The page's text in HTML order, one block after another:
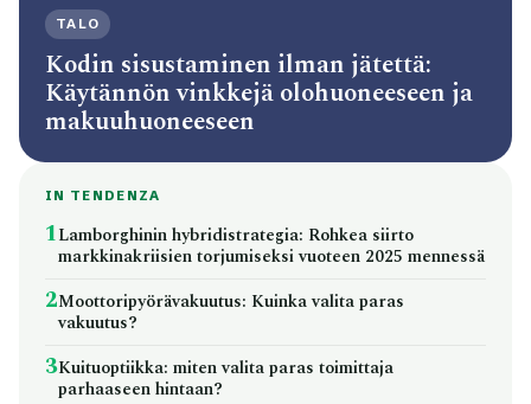
TALO
Kodin sisustaminen ilman jätettä:
Käytännön vinkkejä olohuoneeseen ja
makuuhuoneeseen
IN TENDENZA
1Lamborghinin hybridistrategia: Rohkea siirto
markkinakriisien torjumiseksi vuoteen 2025 mennessä
2Moottoripyörävakuutus: Kuinka valita paras
vakuutus?
3Kuituoptiikka: miten valita paras toimittaja
parhaaseen hintaan?